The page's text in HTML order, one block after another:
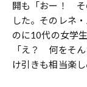
開も「おー！ そ
した。そのレネ
のに10代の女学
「え？ 何をそ
け引きも相当楽し